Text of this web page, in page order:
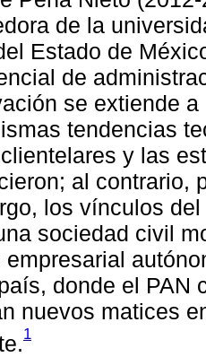
de la
Estado de
de
se extiende
tendencias
y las
al contrario,
los vínculos
sociedad civil
empresarial
donde el PAN
nuevos matices
1